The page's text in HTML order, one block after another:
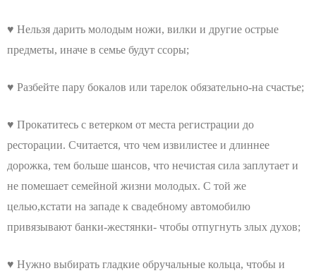
♥ Нельзя дарить молодым ножи, вилки и другие острые
предметы, иначе в семье будут ссоры;
♥ Разбейте пару бокалов или тарелок обязательно-на счастье;
♥ Прокатитесь с ветерком от места регистрации до
ресторации. Считается, что чем извилистее и длиннее
дорожка, тем больше шансов, что нечистая сила заплутает и
не помешает семейной жизни молодых. С той же
целью,кстати на западе к свадебному автомобилю
привязывают банки-жестянки- чтобы отпугнуть злых духов;
♥ Нужно выбирать гладкие обручальные кольца, чтобы и